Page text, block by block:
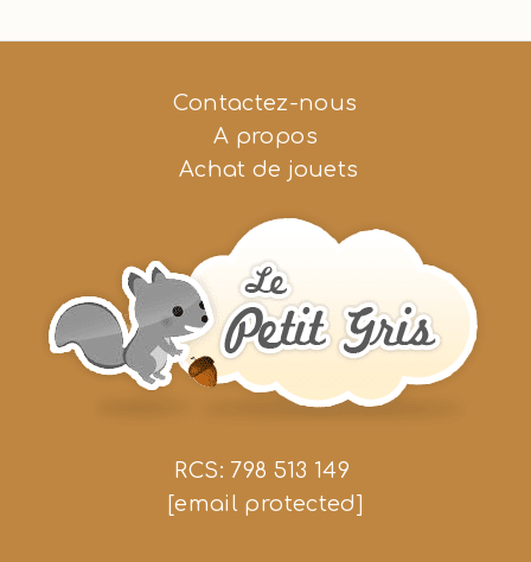
Contactez-nous
A propos
Achat de jouets
RCS: 798 513 149
[email protected]